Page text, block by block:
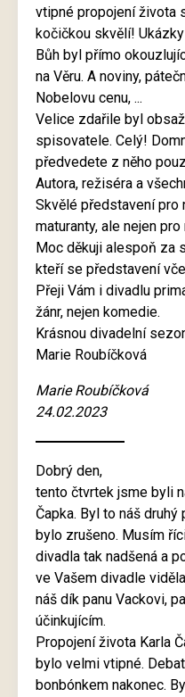
vtipné propojení života
kočičkou skvělí!
Bůh byl přímo
na Věru. A noviny,
Nobelovu cenu, ...
Velice zdařile byl
spisovatele. Celý!
předvedete z něho
Autora, režiséra a
Skvělé představení pro
maturanty, ale nejen pro
Moc děkuji alespoň za
kteří se představení
Přeji Vám i divadlu
žánr, nejen komedie.
Krásnou divadelní
Marie Roubíčková
Marie Roubíčková
24.02.2023
Dobrý den,
tento čtvrtek jsme byli
Čapka. Byl to náš
bylo zrušeno. Musím
divadla tak nadšená a
ve Vašem divadle
náš dík panu Vackovi,
účinkujícím.
Propojení života Karla
bylo velmi vtipné.
bonbónkem nakonec.